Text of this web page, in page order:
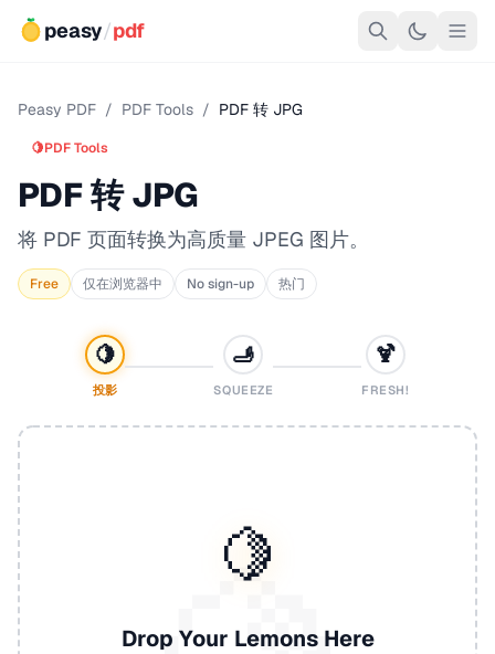
peasy/pdf
Peasy PDF / PDF Tools / PDF 转 JPG
🍋PDF Tools
PDF 转 JPG
将 PDF 页面转换为高质量 JPEG 图片。
Free 仅在浏览器中 No sign-up 热门
🍋
投影
🫸
SQUEEZE
🍹
FRESH!
🍋
Drop Your Lemons Here